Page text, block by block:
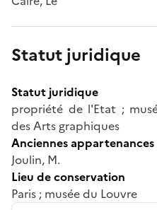
Statut juridique
Statut juridique
propriété de l'Etat ;
des Arts graphiques
Anciennes appartenances
Joulin, M.
Lieu de conservation
Paris ; musée du Louvre